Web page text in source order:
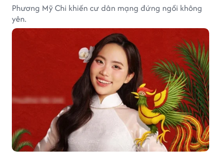
Phương Mỹ Chi khiến cư dân mạng đứng ngồi không
yên.